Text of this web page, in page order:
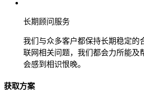
长期顾问服务
我们与众多客户都保持长期稳定的
联网相关问题，我们都会力所能及
会感到相识恨晚。
获取方案